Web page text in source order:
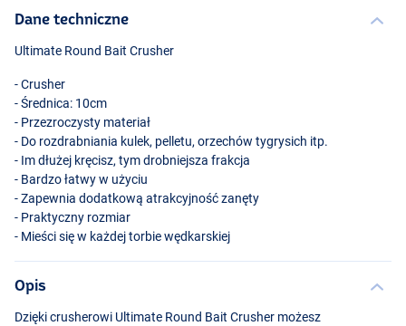
Dane techniczne
Ultimate Round Bait Crusher
- Crusher
- Średnica: 10cm
- Przezroczysty materiał
- Do rozdrabniania kulek, pelletu, orzechów tygrysich itp.
- Im dłużej kręcisz, tym drobniejsza frakcja
- Bardzo łatwy w użyciu
- Zapewnia dodatkową atrakcyjność zanęty
- Praktyczny rozmiar
- Mieści się w każdej torbie wędkarskiej
Opis
Dzięki crusherowi Ultimate Round Bait Crusher możesz